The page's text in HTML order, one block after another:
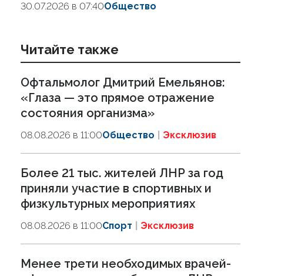
30.07.2026 в 07:40Общество
Читайте также
Офтальмолог Дмитрий Емельянов:
«Глаза — это прямое отражение
состояния организма»
08.08.2026 в 11:00Общество Эксклюзив
Более 21 тыс. жителей ЛНР за год
приняли участие в спортивных и
физкультурных мероприятиях
08.08.2026 в 11:00Спорт Эксклюзив
Менее трети необходимых врачей-